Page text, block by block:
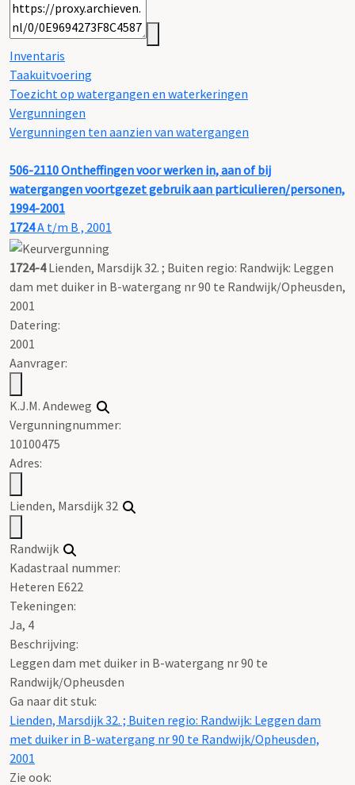
Inventaris
Taakuitvoering
Toezicht op watergangen en waterkeringen
Vergunningen
Vergunningen ten aanzien van watergangen
506-2110Ontheffingen voor werken in, aan of bij
watergangen voortgezet gebruik aan particulieren/personen,
1994-2001
1724A t/m B , 2001
1724-4Lienden, Marsdijk 32. ; Buiten regio: Randwijk: Leggen
dam met duiker in B-watergang nr 90 te Randwijk/Opheusden,
2001
Datering:
2001
Aanvrager:
K.J.M. Andeweg
Vergunningnummer:
10100475
Adres:
Lienden, Marsdijk 32
Randwijk
Kadastraal nummer:
Heteren E622
Tekeningen:
Ja, 4
Beschrijving:
Leggen dam met duiker in B-watergang nr 90 te
Randwijk/Opheusden
Ga naar dit stuk:
Lienden, Marsdijk 32. ; Buiten regio: Randwijk: Leggen dam
met duiker in B-watergang nr 90 te Randwijk/Opheusden,
2001
Zie ook: